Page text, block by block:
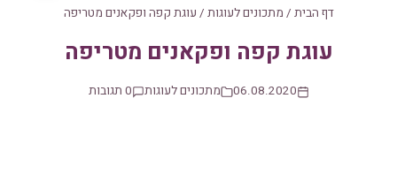
דף הבית / מתכונים לעוגות / עוגת קפה ופקאנים מטריפה
עוגת קפה ופקאנים מטריפה
06.08.2020 מתכונים לעוגות 0 תגובות